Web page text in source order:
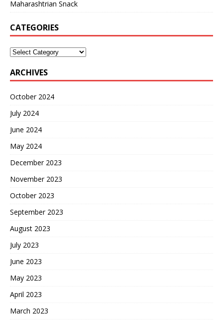
Maharashtrian Snack
CATEGORIES
ARCHIVES
October 2024
July 2024
June 2024
May 2024
December 2023
November 2023
October 2023
September 2023
August 2023
July 2023
June 2023
May 2023
April 2023
March 2023